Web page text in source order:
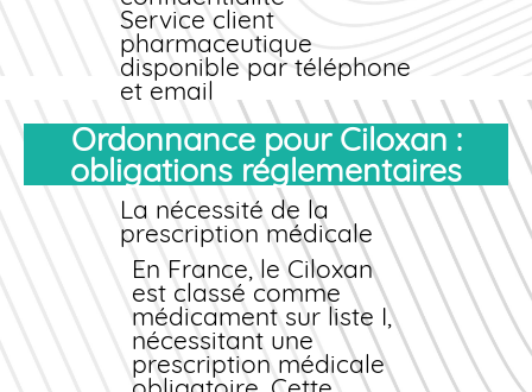
Service client
pharmaceutique
disponible par téléphone
et email
Paiement sécurisé et
traçabilité complète de
la commande
Garanties de qualité et
d'authenticité
Tous nos médicaments
proviennent de
laboratoires agréés
par l'ANSM (Agence
Nationale de Sécurité
du Médicament).
Ordonnance pour Ciloxan :
obligations réglementaires
La nécessité de la
prescription médicale
En France, le Ciloxan
est classé comme
médicament sur liste I,
nécessitant une
prescription médicale